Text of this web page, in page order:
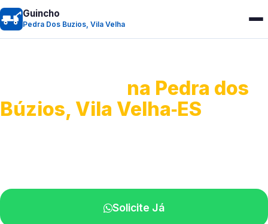
Guincho
Pedra Dos Buzios, Vila Velha
na Pedra dos
Búzios, Vila Velha‑ES
Solicite Já